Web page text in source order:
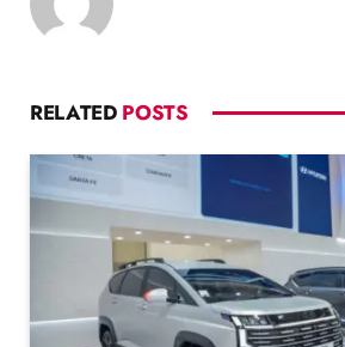
RELATED POSTS